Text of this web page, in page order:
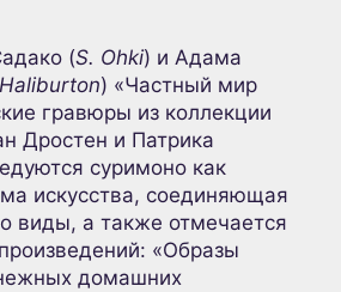
(S. Ohki) и Адама
) «Частный мир
гравюры из коллекции
Дростен и Патрика
суримоно как
искусства, соединяющая
виды, а также отмечается
«Образы
домашних